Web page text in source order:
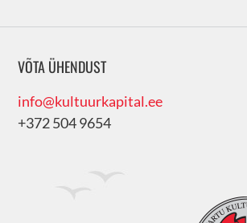
VÕTA ÜHENDUST
info@kultuurkapital.ee
+372 504 9654